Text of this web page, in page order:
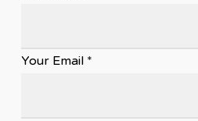
Your Email *